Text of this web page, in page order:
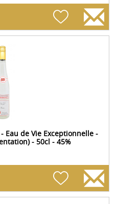
de Vie Exceptionnelle -
- 50cl - 45%